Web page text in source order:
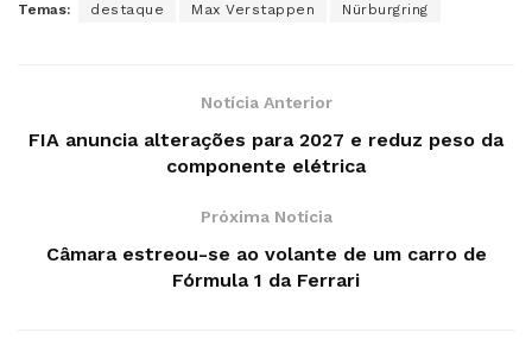
Temas: destaque Max Verstappen Nürburgring
Notícia Anterior
FIA anuncia alterações para 2027 e reduz peso da
componente elétrica
Próxima Notícia
Câmara estreou-se ao volante de um carro de
Fórmula 1 da Ferrari